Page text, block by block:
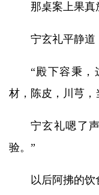
那桌案上果真
宁玄礼平静道
“殿下容秉，
材，陈皮，川芎，
宁玄礼嗯了
验。”
以后阿拂的饮